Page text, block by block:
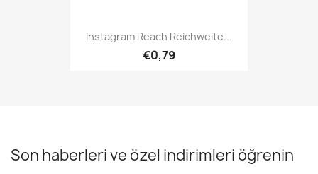
Instagram Reach Reichweite...
€0,79
Son haberleri ve özel indirimleri öğrenin